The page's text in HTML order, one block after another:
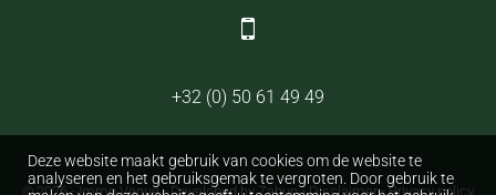
+32 (0) 50 61 49 49
© 2026 - Immo Venue -Developed by Zabun-Disclaimer-Privacy policy
Deze website maakt gebruik van cookies om de website te
analyseren en het gebruiksgemak te vergroten. Door gebruik te